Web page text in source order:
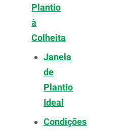
Plantio
à
Colheita
Janela
de
Plantio
Ideal
Condições